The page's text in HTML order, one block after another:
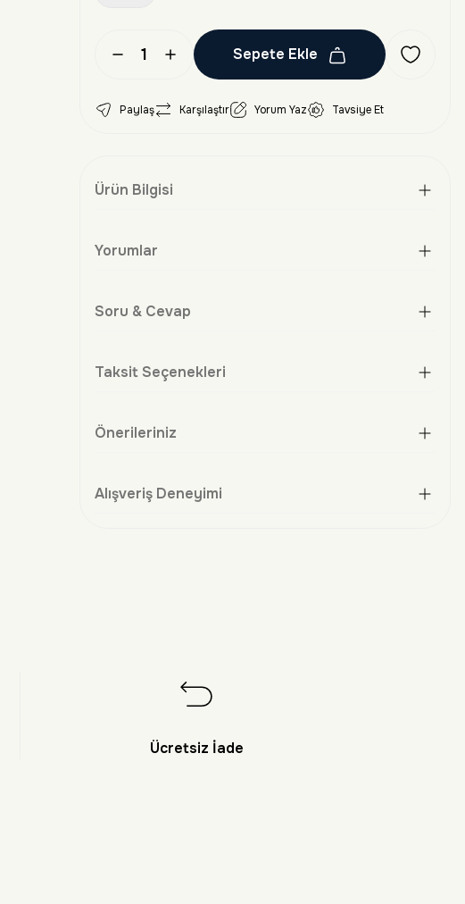
Sepete Ekle
Paylaş Karşılaştır Yorum Yaz Tavsiye Et
Ürün Bilgisi
Yorumlar
Soru & Cevap
Taksit Seçenekleri
Önerileriniz
Alışveriş Deneyimi
Ücretsiz İade